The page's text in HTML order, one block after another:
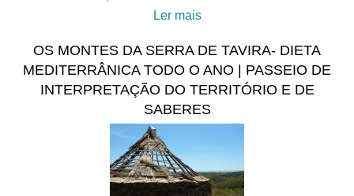
Ler mais
RESTAURO DO
MUNICÍPIO DE TAVIRA -
Passeios na História de
OS MONTES DA SERRA DE TAVIRA- DIETA
MEDITERRÂNICA TODO O ANO | PASSEIO DE
INTERPRETAÇÃO DO TERRITÓRIO E DE
SABERES